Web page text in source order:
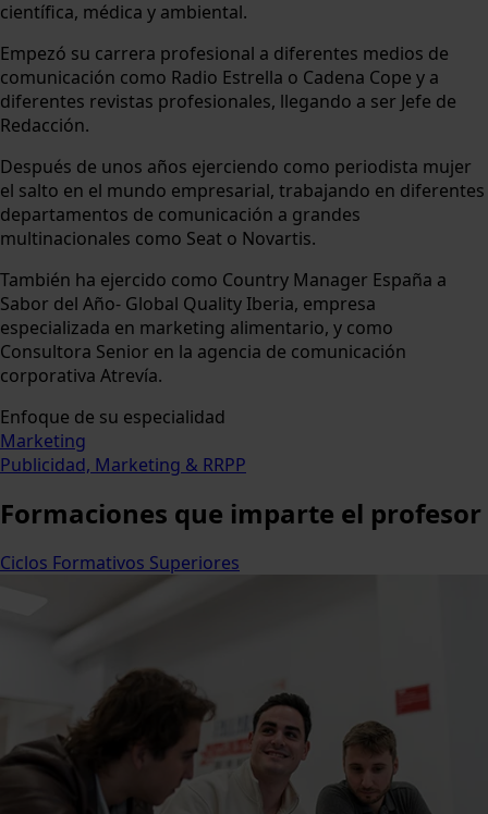
científica, médica y ambiental.
Empezó su carrera profesional a diferentes medios de
comunicación como Radio Estrella o Cadena Cope y a
diferentes revistas profesionales, llegando a ser Jefe de
Redacción.
Después de unos años ejerciendo como periodista mujer
el salto en el mundo empresarial, trabajando en diferentes
departamentos de comunicación a grandes
multinacionales como Seat o Novartis.
También ha ejercido como Country Manager España a
Sabor del Año- Global Quality Iberia, empresa
especializada en marketing alimentario, y como
Consultora Senior en la agencia de comunicación
corporativa Atrevía.
Enfoque de su especialidad
Marketing
Publicidad, Marketing & RRPP
Formaciones que imparte el profesor
Ciclos Formativos Superiores